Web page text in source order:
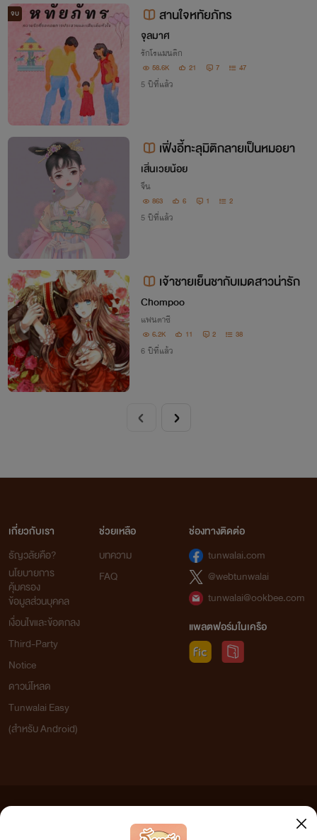
จบ สานใจหทัยภัทร
จุลมาศ
รักโรแมนติก
58.6K 21 7 47
5 ปีที่แล้ว
เฟิ่งอี้ทะลุมิติกลายเป็นหมอยา
เสิ่นเวยน้อย
จีน
863 6 1 2
5 ปีที่แล้ว
เจ้าชายเย็นชากับเมดสาวน่ารัก
Chompoo
แฟนตาซี
6.2K 11 2 38
6 ปีที่แล้ว
เกี่ยวกับเรา
ธัญวลัยคือ?
นโยบายการ
คุ้มครอง
ข้อมูลส่วนบุคคล
เงื่อนไขและข้อตกลง
Third-Party
Notice
ดาวน์โหลด
Tunwalai Easy
(สำหรับ Android)
ช่วยเหลือ
บทความ
FAQ
ช่องทางติดต่อ
tunwalai.com
@webtunwalai
tunwalai@ookbee.com
แพลตฟอร์มในเครือ
เว็บไซต์แห่งนี้ไม่ได้เห็นด้วยและไม่ขอรับผิดชอบต่อข้อความใดๆ ทั้งสิ้น ดังนั้นผู้อ่านทุกท่านโปรดใช้